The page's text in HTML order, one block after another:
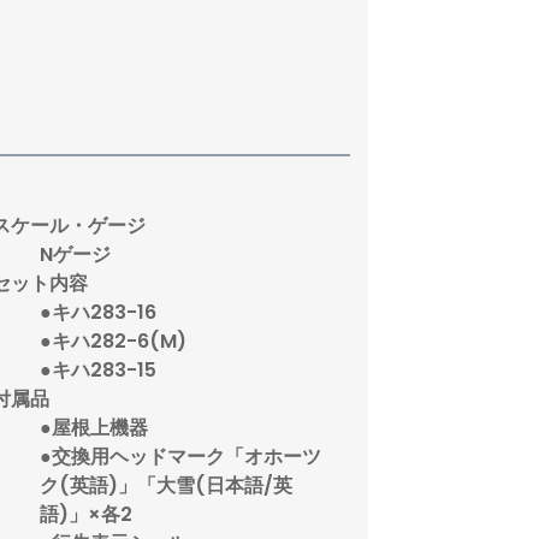
ケール・ゲージ
Nゲージ
ット内容
●キハ283-16
●キハ282-6(M)
●キハ283-15
属品
●屋根上機器
●交換用ヘッドマーク「オホーツ
ク(英語)」「大雪(日本語/英
語)」×各2